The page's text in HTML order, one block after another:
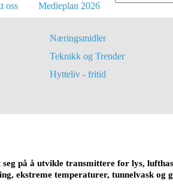
oss Medieplan 2026
Næringsmidler
Teknikk og Trender
Hytteliv - fritid
på å utvikle transmittere for lys,
ekstreme temperaturer, tunnelvask og